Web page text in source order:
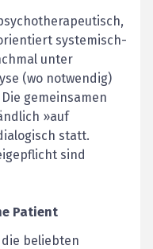
systemisch-
unter
(wo notwendig)
gemeinsamen
»auf
statt.
sind
Patient
die beliebten